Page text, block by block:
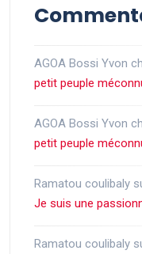
AGOA Bossi Yvon
petit peuple
AGOA Bossi Yvon
petit peuple
Ramatou coulibaly
Je suis une
Ramatou coulibaly